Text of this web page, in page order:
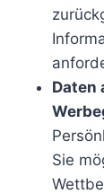
Daten
Sie